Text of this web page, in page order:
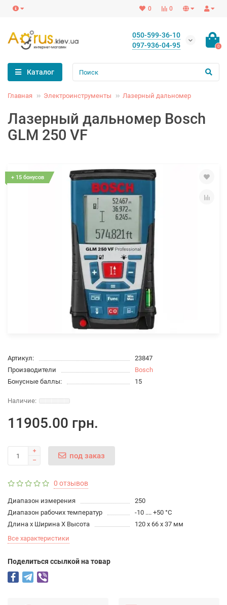
0
0
050-599-36-10
097-936-04-95
0
Каталог
Главная Электроинструменты Лазерный дальномер
Лазерный дальномер Bosch
GLM 250 VF
+ 15 бонусов
Артикул:
23847
Производители
Bosch
Бонусные баллы:
15
11905.00 грн.
под заказ
0 отзывов
Диапазон измерения
250
Диапазон рабочих температур
-10 .... +50 °С
Длина х Ширина Х Высота
120 x 66 x 37 мм
Все характеристики
Поделиться ссылкой на товар